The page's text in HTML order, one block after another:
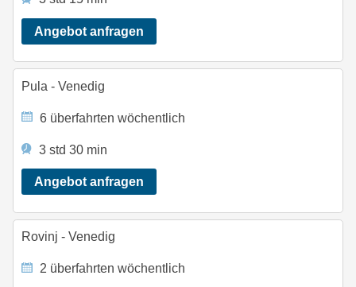
Angebot anfragen
Pula - Venedig
6 überfahrten wöchentlich
3 std 30 min
Angebot anfragen
Rovinj - Venedig
2 überfahrten wöchentlich